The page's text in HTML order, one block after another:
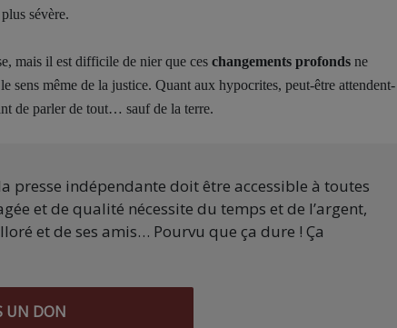
sévère.
mais il est difficile de nier que ces changements profonds ne
sens même de la justice. Quant aux hypocrites, peut-être attendent-
de parler de tout… sauf de la terre.
presse indépendante doit être accessible à toutes
et de qualité nécessite du temps et de l’argent,
et de ses amis… Pourvu que ça dure ! Ça
UN DON